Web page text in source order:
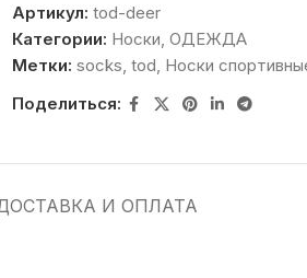
Артикул: tod-deer
Категории: Носки ОДЕЖДА
Метки: socks tod Носки
Поделиться:
И ОПЛАТА